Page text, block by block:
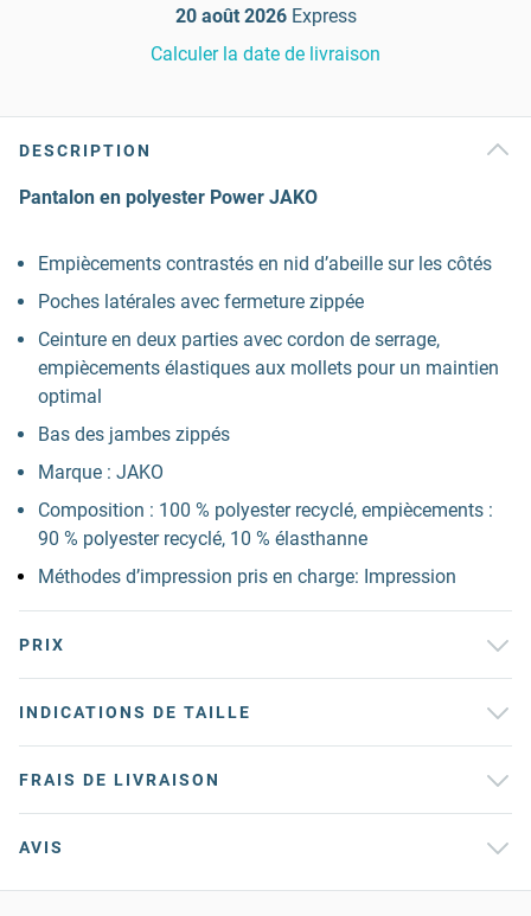
20 août 2026 Express
Calculer la date de livraison
DESCRIPTION
Pantalon en polyester Power JAKO
Empiècements contrastés en nid d’abeille sur les côtés
Poches latérales avec fermeture zippée
Ceinture en deux parties avec cordon de serrage,
empiècements élastiques aux mollets pour un maintien
optimal
Bas des jambes zippés
Marque : JAKO
Composition : 100 % polyester recyclé, empiècements :
90 % polyester recyclé, 10 % élasthanne
Méthodes d’impression pris en charge: Impression
PRIX
INDICATIONS DE TAILLE
FRAIS DE LIVRAISON
AVIS